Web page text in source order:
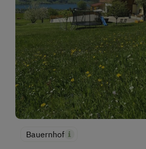
Bauernhof